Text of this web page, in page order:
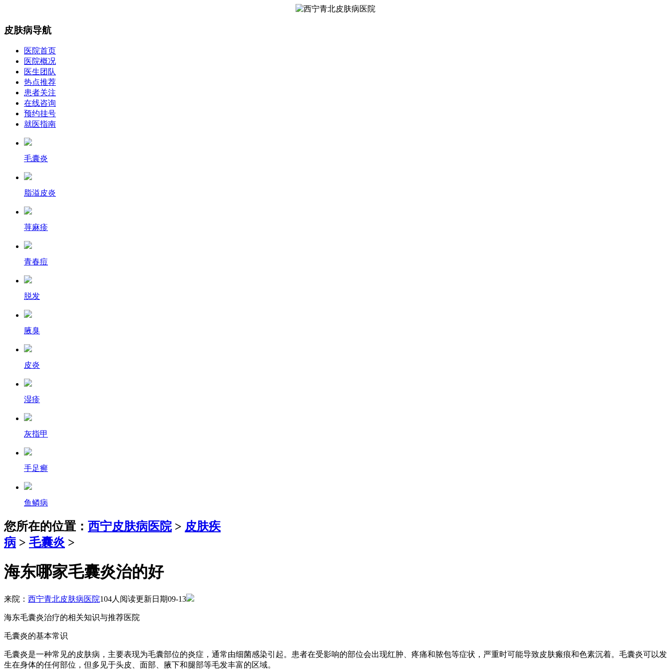
皮肤病导航
医院首页
医院概况
医生团队
热点推荐
患者关注
在线咨询
预约挂号
就医指南
毛囊炎
脂溢皮炎
荨麻疹
青春痘
脱发
腋臭
皮炎
湿疹
灰指甲
手足癣
鱼鳞病
您所在的位置： 西宁皮肤病医院> 皮肤疾
病 > 毛囊炎 >
海东哪家毛囊炎治的好
来院： 西宁青北皮肤病医院104人阅读更新日期09-13
海东毛囊炎治疗的相关知识与推荐医院
毛囊炎的基本常识
毛囊炎是一种常见的皮肤病，主要表现为毛囊部位的炎症，通常由细菌感染引起。患者在受影响的部位会出现红肿、疼痛和脓包等症状，严重时可能导致皮肤瘢痕和色素沉着。毛囊炎可以发
生在身体的任何部位，但多见于头皮、面部、腋下和腿部等毛发丰富的区域。